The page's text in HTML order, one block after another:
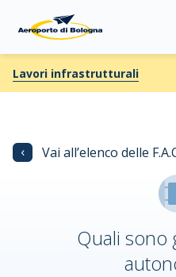
Lavori infrastrutturali
‹ Vai all’elenco delle
Quali sono